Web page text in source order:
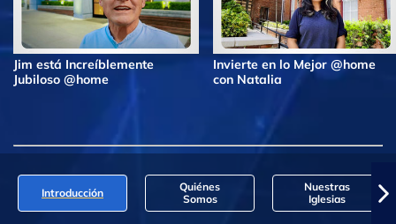
Jim está Increíblemente
Jubiloso @home
Invierte en lo Mejor @home
con Natalia
Introducción
Quiénes
Somos
Nuestras
Iglesias